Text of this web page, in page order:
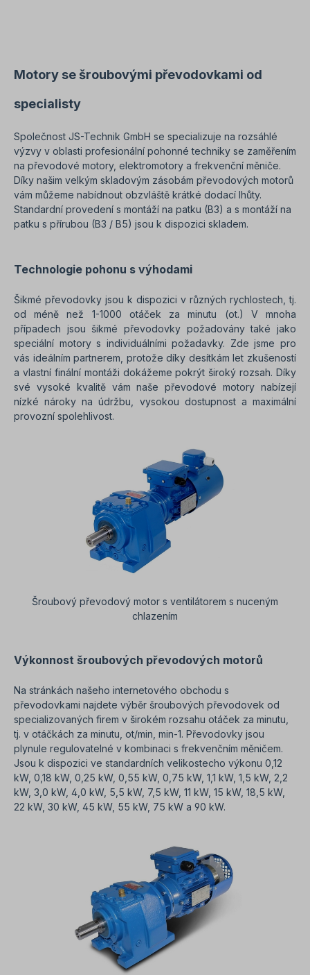
vyloučeno!Všechny fotografie výrobku jsou
nezávazné příklady! Technické změny jsou
požadovanou montážní polohu a provedení!
Motory se šroubovými převodovkami od
specialisty
Společnost JS-Technik GmbH se specializuje na rozsáhlé
výzvy v oblasti profesionální pohonné techniky se zaměřením
na převodové motory, elektromotory a frekvenční měniče.
Díky našim velkým skladovým zásobám převodových motorů
vám můžeme nabídnout obzvláště krátké dodací lhůty.
Standardní provedení s montáží na patku (B3) a s montáží na
patku s přírubou (B3 / B5) jsou k dispozici skladem.
Technologie pohonu s výhodami
Šikmé převodovky jsou k dispozici v různých rychlostech, tj.
od méně než 1-1000 otáček za minutu (ot.) V mnoha
případech jsou šikmé převodovky požadovány také jako
speciální motory s individuálními požadavky. Zde jsme pro
vás ideálním partnerem, protože díky desítkám let zkušeností
a vlastní finální montáži dokážeme pokrýt široký rozsah. Díky
své vysoké kvalitě vám naše převodové motory nabízejí
nízké nároky na údržbu, vysokou dostupnost a maximální
provozní spolehlivost.
Šroubový převodový motor s ventilátorem s nuceným
chlazením
Výkonnost šroubových převodových motorů
Na stránkách našeho internetového obchodu s
převodovkami najdete výběr šroubových převodovek od
specializovaných firem v širokém rozsahu otáček za minutu,
tj. v otáčkách za minutu, ot/min, min-1. Převodovky jsou
plynule regulovatelné v kombinaci s frekvenčním měničem.
Jsou k dispozici ve standardních velikostecho výkonu 0,12
kW, 0,18 kW, 0,25 kW, 0,55 kW, 0,75 kW, 1,1 kW, 1,5 kW, 2,2
kW, 3,0 kW, 4,0 kW, 5,5 kW, 7,5 kW, 11 kW, 15 kW, 18,5 kW,
22 kW, 30 kW, 45 kW, 55 kW, 75 kW a 90 kW.